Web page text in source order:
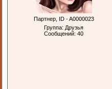
Партнер, ID - A0000023
Группа: Друзья
Сообщений: 40